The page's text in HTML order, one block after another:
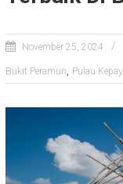
November 25, 2024
Bukit Peramun, Pulau